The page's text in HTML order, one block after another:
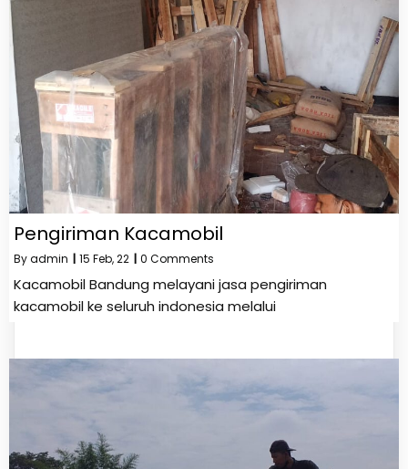
Pengiriman Kacamobil
Byadmin | 15 Feb, 22 | 0 Comments
Kacamobil Bandung melayani jasa pengiriman
kacamobil ke seluruh indonesia melalui